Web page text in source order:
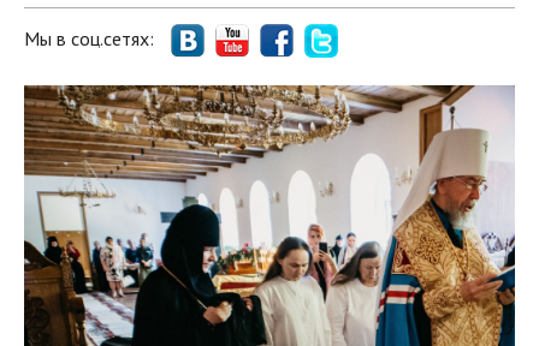
Мы в соц.сетях: